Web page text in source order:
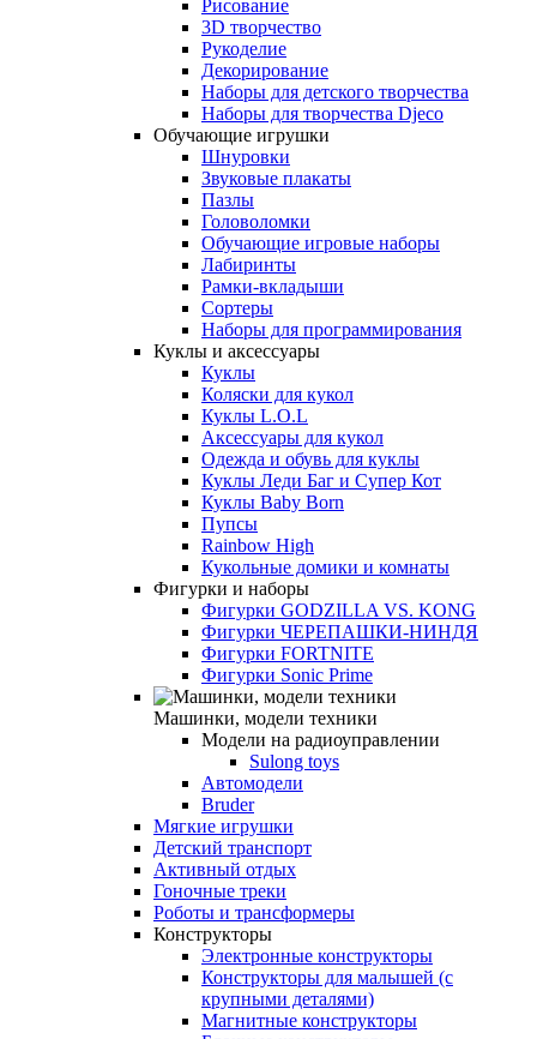
Рисование
3D творчество
Рукоделие
Декорирование
Наборы для детского творчества
Наборы для творчества Djeco
Обучающие игрушки
Шнуровки
Звуковые плакаты
Пазлы
Головоломки
Обучающие игровые наборы
Лабиринты
Рамки-вкладыши
Сортеры
Наборы для программирования
Куклы и аксессуары
Куклы
Коляски для кукол
Куклы L.O.L
Аксессуары для кукол
Одежда и обувь для куклы
Куклы Леди Баг и Супер Кот
Куклы Baby Born
Пупсы
Rainbow High
Кукольные домики и комнаты
Фигурки и наборы
Фигурки GODZILLA VS. KONG
Фигурки ЧЕРЕПАШКИ-НИНДЯ
Фигурки FORTNITE
Фигурки Sonic Prime
Машинки, модели техники
Модели на радиоуправлении
Sulong toys
Автомодели
Bruder
Мягкие игрушки
Детский транспорт
Активный отдых
Гоночные треки
Роботы и трансформеры
Конструкторы
Электронные конструкторы
Конструкторы для малышей (с
крупными деталями)
Магнитные конструкторы